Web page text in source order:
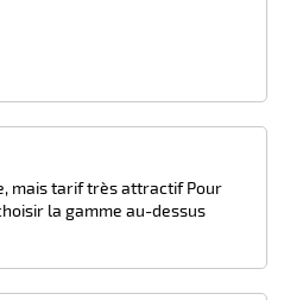
mais tarif très attractif Pour
la gamme au-dessus